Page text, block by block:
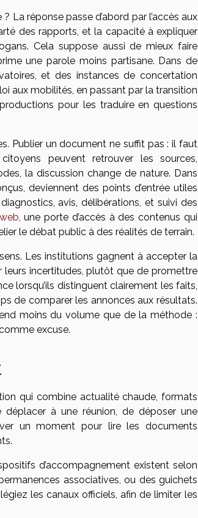
La réponse passe d’abord par l’accès aux
des rapports, et la capacité à expliquer
Cela suppose aussi de mieux faire
une parole moins partisane. Dans de
et des instances de concertation
aux mobilités, en passant par la transition
pour les traduire en questions
Publier un document ne suffit pas : il faut
peuvent retrouver les sources,
la discussion change de nature. Dans
deviennent des points d’entrée utiles
avis, délibérations, et suivi des
, une porte d’accès à des contenus qui
le débat public à des réalités de terrain.
Les institutions gagnent à accepter la
leurs incertitudes, plutôt que de promettre
lorsqu’ils distinguent clairement les faits,
de comparer les annonces aux résultats.
moins du volume que de la méthode :
excuse.
qui combine actualité chaude, formats
à une réunion, de déposer une
un moment pour lire les documents
d’accompagnement existent selon
associatives, ou des guichets
les canaux officiels, afin de limiter les